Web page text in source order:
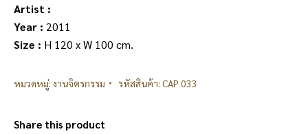
Artist :
Year : 2011
Size : H 120 x W 100 cm.
หมวดหมู่: งานจิตรกรรม รหัสสินค้า: CAP 033
Share this product